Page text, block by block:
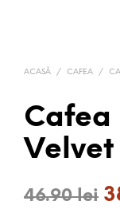
ACASĂ / CAFEA /
Cafea
Velvet
46.90lei